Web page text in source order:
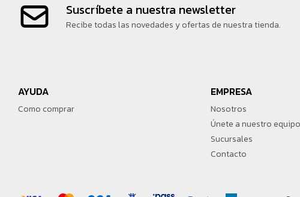
Suscríbete a nuestra newsletter
Recibe todas las novedades y ofertas de nuestra tienda.
AYUDA
Como comprar
EMPRESA
Nosotros
Únete a nuestro equipo
Sucursales
Contacto